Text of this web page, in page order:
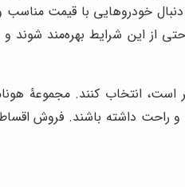
خودروهایی با قیمت مناسب
از این شرایط بهره‌مند شوند و
انتخاب کنند. مجموعۀ
داشته باشند. فروش